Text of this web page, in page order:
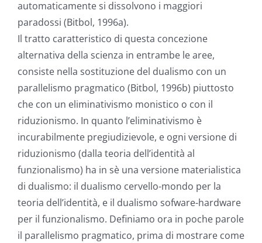
automaticamente si dissolvono i maggiori
paradossi (Bitbol, 1996a).
Il tratto caratteristico di questa concezione
alternativa della scienza in entrambe le aree,
consiste nella sostituzione del dualismo con un
parallelismo pragmatico (Bitbol, 1996b) piuttosto
che con un eliminativismo monistico o con il
riduzionismo. In quanto l’eliminativismo è
incurabilmente pregiudizievole, e ogni versione di
riduzionismo (dalla teoria dell’identità al
funzionalismo) ha in sè una versione materialistica
di dualismo: il dualismo cervello-mondo per la
teoria dell’identità, e il dualismo sofware-hardware
per il funzionalismo. Definiamo ora in poche parole
il parallelismo pragmatico, prima di mostrare come